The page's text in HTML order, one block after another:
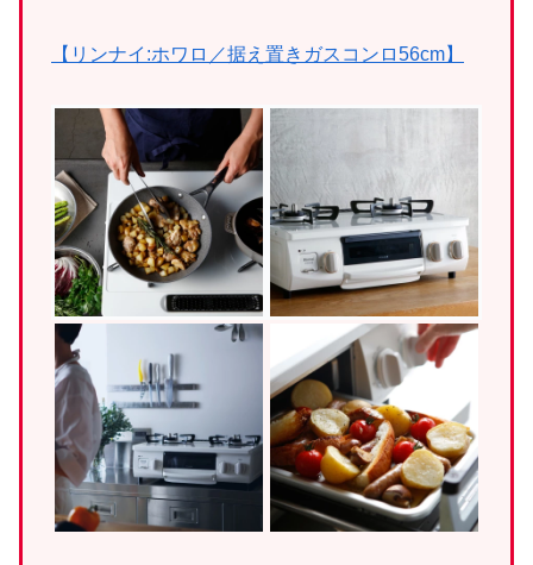
【リンナイ:ホワロ／据え置きガスコンロ56cm】